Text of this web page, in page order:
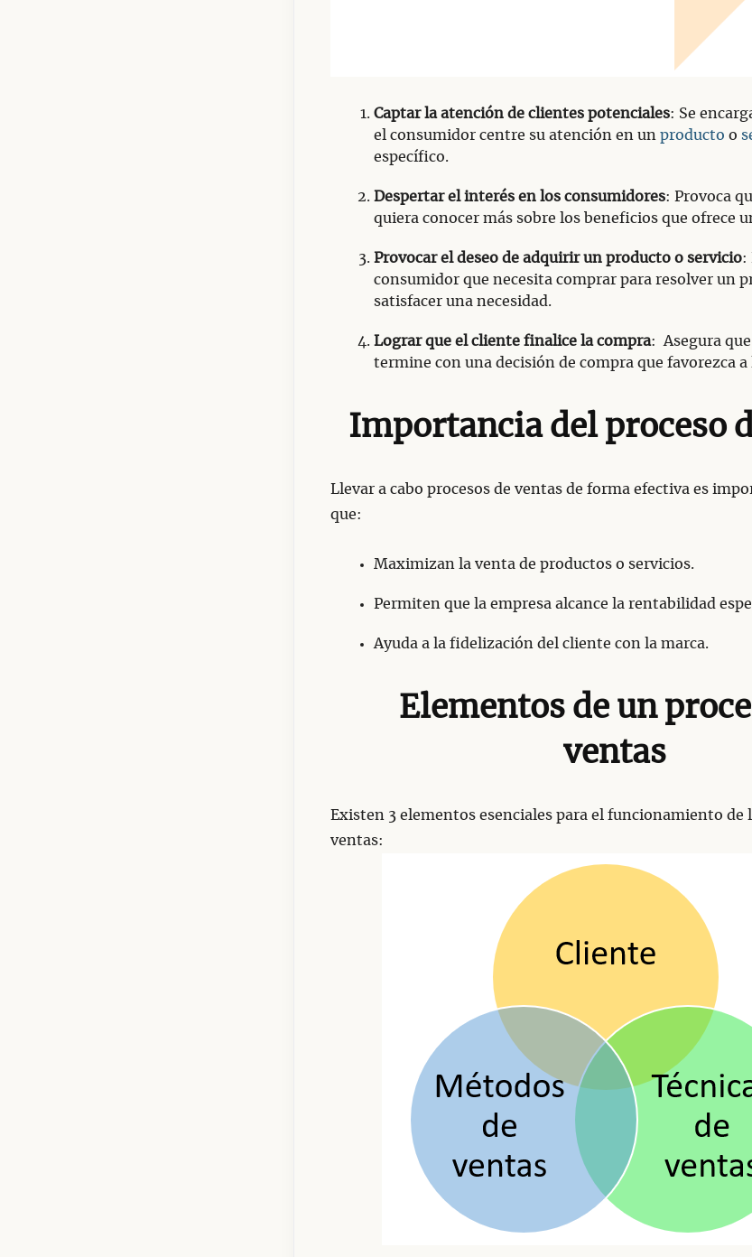
Captar la atención de clientes potenciales: Se
el consumidor centre su atención en un producto o
específico.
Despertar el interés en los consumidores: Provoca
quiera conocer más sobre los beneficios que ofrece
Provocar el deseo de adquirir un producto o servicio:
consumidor que necesita comprar para resolver un
satisfacer una necesidad.
Lograr que el cliente finalice la compra: Asegura
termine con una decisión de compra que favorezca a
Importancia del proceso
Llevar a cabo procesos de ventas de forma efectiva es
que:
Maximizan la venta de productos o servicios.
Permiten que la empresa alcance la rentabilidad
Ayuda a la fidelización del cliente con la marca.
Elementos de un
ventas
Existen 3 elementos esenciales para el funcionamiento de
ventas: